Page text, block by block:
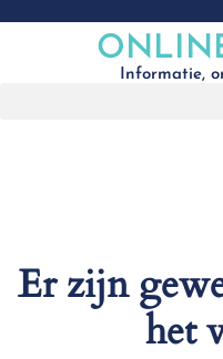
Informatie,
Er zijn
het